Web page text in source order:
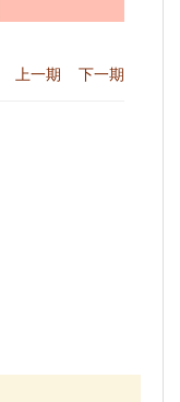
上一期 下一期